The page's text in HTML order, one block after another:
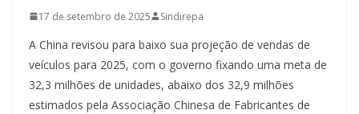
17 de setembro de 2025 Sindirepa
A China revisou para baixo sua projeção de vendas de
veículos para 2025, com o governo fixando uma meta de
32,3 milhões de unidades, abaixo dos 32,9 milhões
estimados pela Associação Chinesa de Fabricantes de